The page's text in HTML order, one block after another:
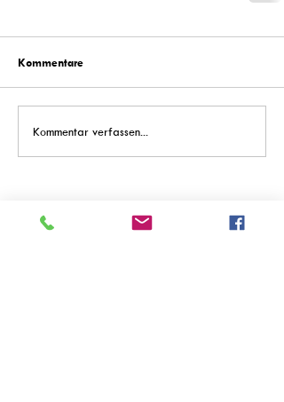
Kommentare
Kommentar verfassen...
Empfohlene Einträge